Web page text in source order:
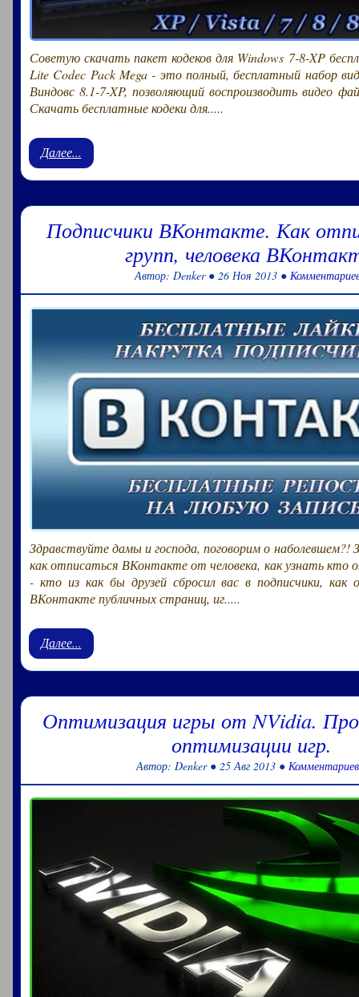
Советую скачать пакет кодеков для Windows 7-8-XP
Lite Codec Pack Mega - это полный, бесплатный набор
Виндовс 8.1-7-XP, позволяющий воспроизводить видео
Скачать бесплатные кодеки для.....
Далее...
Подписчики ВКонтакте. Как
групп, человека
Автор: Denker ● 26 Ноя 2013 ●
Здравствуйте дамы и господа, поговорим о
как отписаться ВКонтакте от человека, как узнать кто
- кто из как бы друзей сбросил вас в подписчики, как
ВКонтакте публичных страниц, иг.....
Далее...
Оптимизация игры от NVidia.
оптимизации игр.
Автор: Denker ● 25 Авг 2013 ●